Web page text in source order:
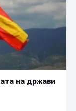
на држави